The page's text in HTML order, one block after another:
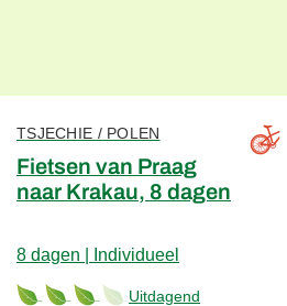
TSJECHIE / POLEN
Fietsen van Praag
naar Krakau, 8 dagen
Uitdagend
8 dagen | Individueel